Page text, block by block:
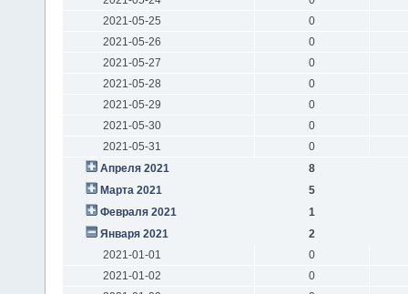
2021-05-25
0
2021-05-26
0
2021-05-27
0
2021-05-28
0
2021-05-29
0
2021-05-30
0
2021-05-31
0
Апреля 2021
8
Марта 2021
5
Февраля 2021
1
Января 2021
2
2021-01-01
0
2021-01-02
0